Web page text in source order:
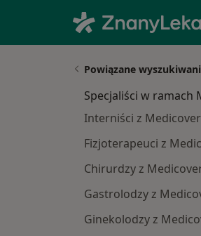
Powiązane
Specjaliści w ramach
Interniści z Medicover
Fizjoterapeuci z
Chirurdzy z
Gastrolodzy z
Ginekolodzy z